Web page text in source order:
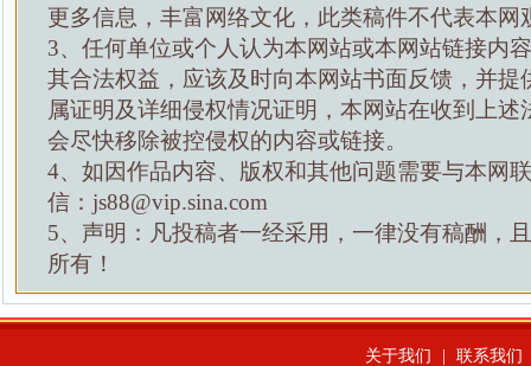
更多信息，丰富网络文化，此类稿件不代表本网
3、任何单位或个人认为本网站或本网站链接内
其合法权益，应该及时向本网站书面反馈，并提
属证明及详细侵权情况证明，本网站在收到上述
会尽快移除被控侵权的内容或链接。
4、如因作品内容、版权和其他问题需要与本网
信：js88@vip.sina.com
5、声明：凡投稿者一经采用，一律没有稿酬，
所有！
关于我们 联系我们